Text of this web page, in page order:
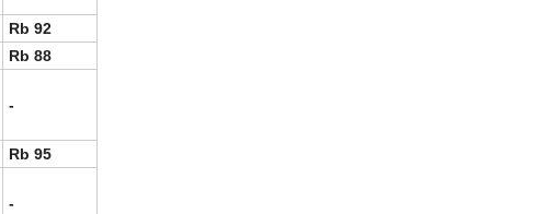
Rb 92
Rb 88
-
Rb 95
-